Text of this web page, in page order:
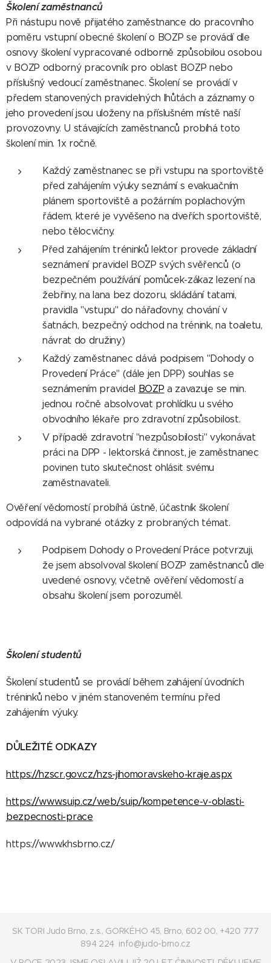
Školení zaměstnanců
Při nástupu nově přijatého zaměstnance do pracovního
poměru vstupní obecné školení o BOZP se provádí dle
osnovy školení vypracované odborně způsobilou osobou
v BOZP odborný pracovník pro oblast BOZP nebo
příslušný vedoucí zaměstnanec. Školení se provádí v
předem stanovených pravidelných lhůtách a záznamy o
jeho provedení jsou uloženy na příslušném místě naší
provozovny. U stávajících zaměstnanců probíhá toto
školení min. 1x ročně.
Každý zaměstnanec se při vstupu na sportoviště
před zahájením výuky seznámí s evakuačním
plánem sportoviště a požárním poplachovým
řádem, které je vyvěšeno na dveřích sportoviště,
nebo tělocvičny.
Před zahájením tréninků lektor provede základní
seznámení pravidel BOZP svých svěřenců (o
bezpečném používání pomůcek-zákaz lezení na
žebřiny, na lana bez dozoru, skládání tatami,
pravidla "vstupu" do nářaďovny, chování v
šatnách, bezpečný odchod na trénink, na toaletu,
návrat do družiny)
Každý zaměstnanec dává podpisem "Dohody o
Provedení Práce" (dále jen DPP) souhlas se
seznámením pravidel BOZP a zavazuje se min.
jednou ročně absolvovat prohlídku u svého
obvodního lékaře pro zdravotní způsobilost.
V případě zdravotní "nezpůsobilosti" vykonávat
práci na DPP - lektorská činnost, je zaměstnanec
povinen tuto skutečnost ohlásit svému
zaměstnavateli.
Ověření vědomostí probíhá ústně, účastník školení
odpovídá na vybrané otázky z probraných témat.
Podpisem Dohody o Provedení Práce potvrzuji,
že jsem absolvoval školení BOZP zaměstnanců dle
uvedené osnovy, včetně ověření vědomostí a
obsahu školení jsem porozuměl.
Školení studentů
Školení studentů se provádí během zahájení úvodních
tréninků nebo v jiném stanoveném termínu před
zahájením výuky.
DŮLEŽITÉ ODKAZY
https://hzscr.gov.cz/hzs-jihomoravskeho-kraje.aspx
https://www.suip.cz/web/suip/kompetence-v-oblasti-
bezpecnosti-prace
https://www.khsbrno.cz/
SK TORI Judo Brno, z.s., GORKÉHO 45, Brno, 602 00, +420 777
894 224 info@judo-brno.cz